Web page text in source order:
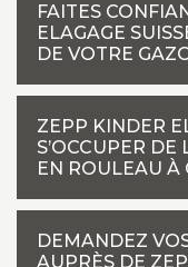
FAITES
ELAGAGE
DE VOTRE
ZEPP KINDER
S’OCCUPER
EN ROULEAU À
DEMANDEZ
AUPRÈS DE